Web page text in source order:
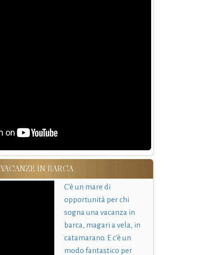
VACANZE IN BARCA
C'è un mare di
opportunità per chi
sogna una vacanza in
barca, magari a vela, in
catamarano. E c'è un
modo fantastico per